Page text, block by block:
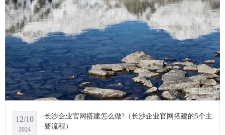
12/10
2024
长沙企业官网搭建怎么做?（长沙企业官网搭建的5个主
要流程）